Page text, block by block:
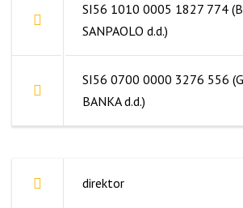
SI56 1010 0005 1827 774
SANPAOLO d.d.)
SI56 0700 0000 3276 556
BANKA d.d.)
direktor